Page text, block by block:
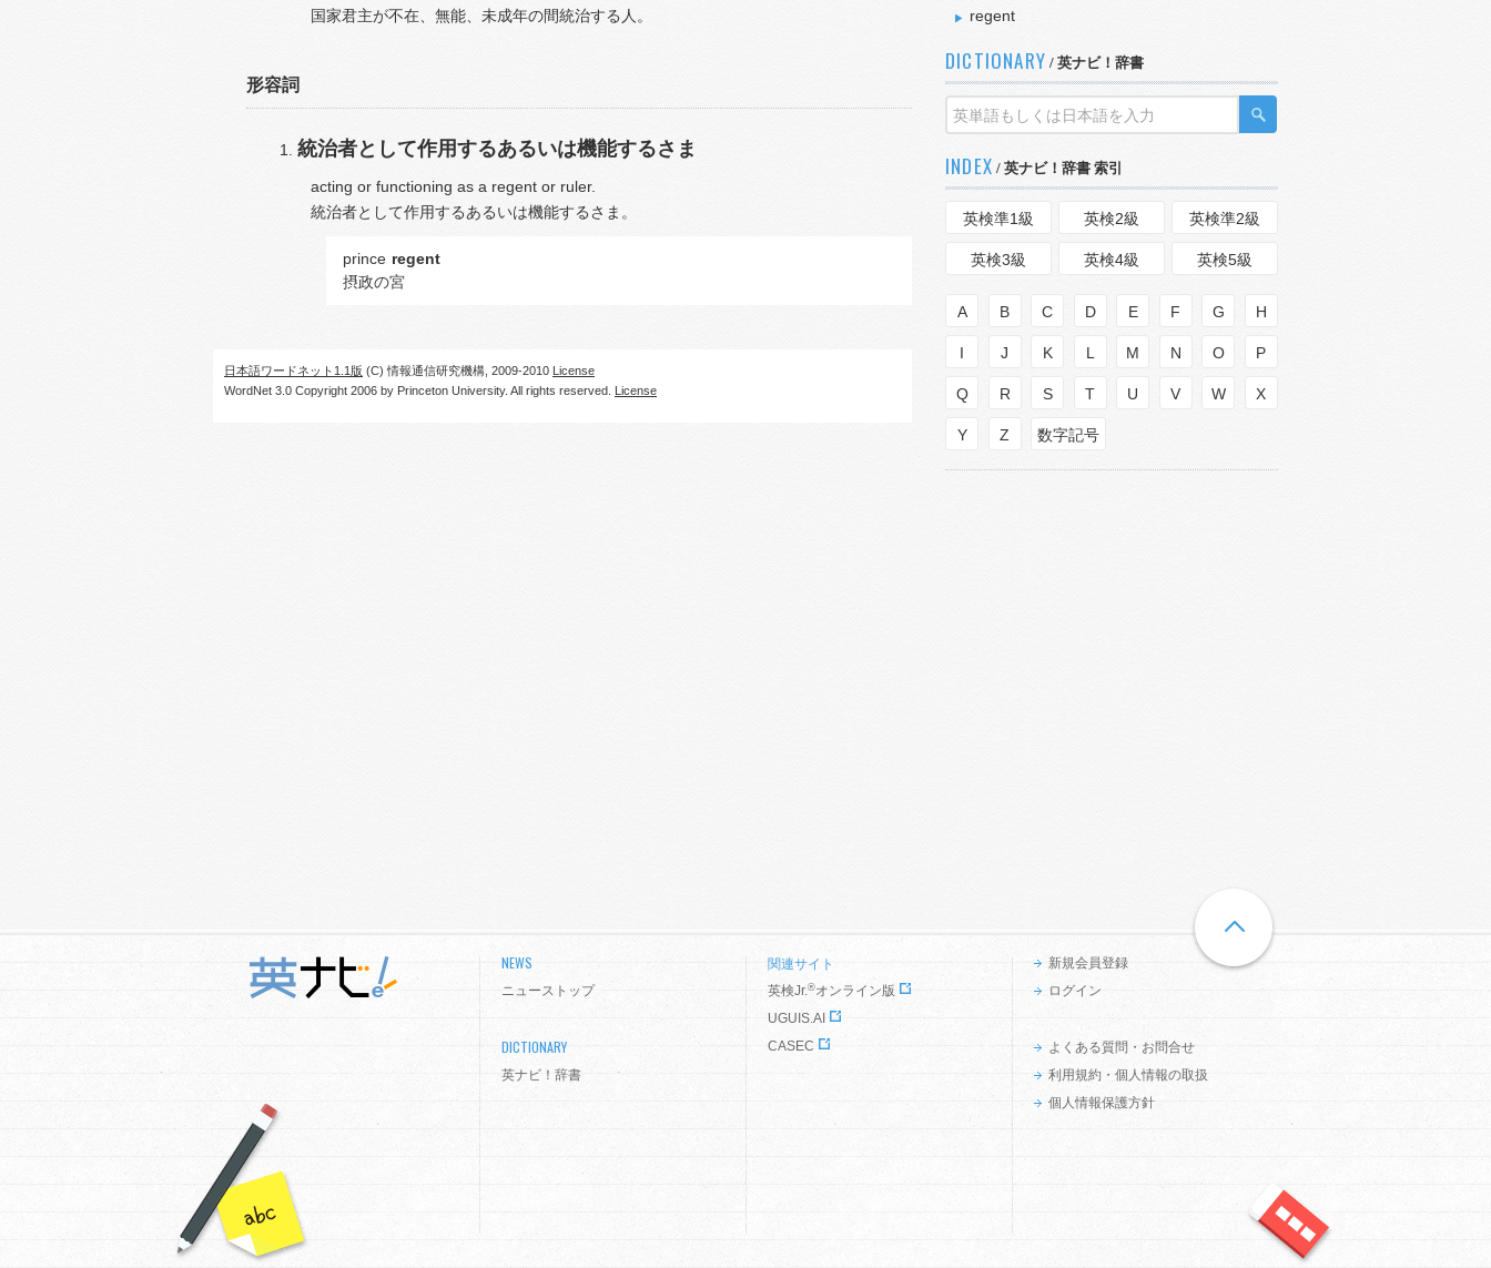
国家君主が不在、無能、未成年の間統治する人。
形容詞
統治者として作用するあるいは機能するさま
acting or functioning as a regent or ruler.
統治者として作用するあるいは機能するさま。
prince regent
摂政の宮
日本語ワードネット1.1版 (C) 情報通信研究機構, 2009-2010 License
WordNet 3.0 Copyright 2006 by Princeton University. All rights reserved. License
regent
DICTIONARY / 英ナビ！辞書
INDEX / 英ナビ！辞書 索引
英検準1級 英検2級 英検準2級
英検3級 英検4級 英検5級
A B C D E F G H
I J K L M N O P
Q R S T U V W X
Y Z 数字記号
NEWS
ニューストップ
DICTIONARY
英ナビ！辞書
関連サイト
英検Jr.®オンライン版
UGUIS.AI
CASEC
新規会員登録
ログイン
よくある質問・お問合せ
利用規約・個人情報の取扱
個人情報保護方針